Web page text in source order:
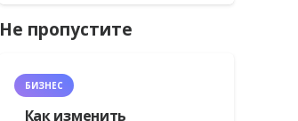
Не пропустите
БИЗНЕС
Как изменить